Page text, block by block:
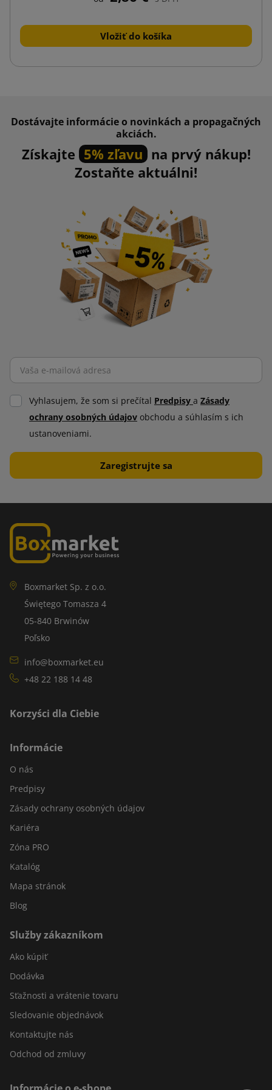
Vložiť do košíka
Dostávajte informácie o novinkách a propagačných
akciách.
Získajte 5% zľavu na prvý nákup!
Zostaňte aktuálni!
Vyhlasujem, že som si prečítal Predpisy a Zásady
ochrany osobných údajov obchodu a súhlasím s ich
ustanoveniami.
Boxmarket Sp. z o.o.
Świętego Tomasza 4
05-840 Brwinów
Poľsko
info@boxmarket.eu
+48 22 188 14 48
Korzyści dla Ciebie
Informácie
O nás
Predpisy
Zásady ochrany osobných údajov
Kariéra
Zóna PRO
Katalóg
Mapa stránok
Blog
Služby zákazníkom
Ako kúpiť
Dodávka
Sťažnosti a vrátenie tovaru
Sledovanie objednávok
Kontaktujte nás
Odchod od zmluvy